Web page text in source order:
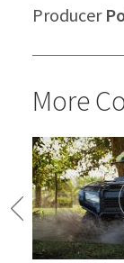
Producer
More